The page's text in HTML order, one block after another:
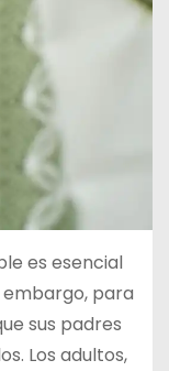
es esencial
embargo, para
sus padres
Los adultos,